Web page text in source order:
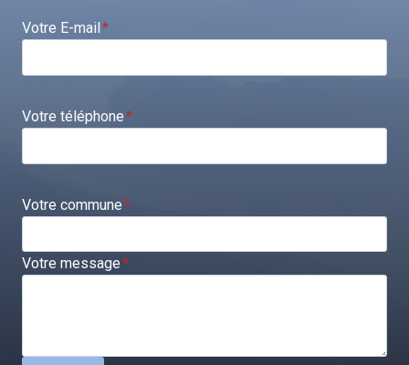
Votre E-mail*
Votre téléphone*
Votre commune*
Votre message*